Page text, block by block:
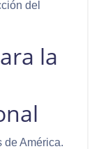
del
la
de América.